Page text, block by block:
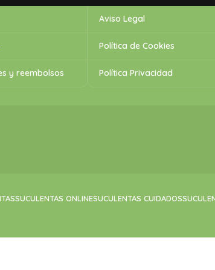
y reembolsos
Aviso Legal
Política de Cookies
Política Privacidad
SUCULENTAS ONLINESUCULENTAS CUIDADOS